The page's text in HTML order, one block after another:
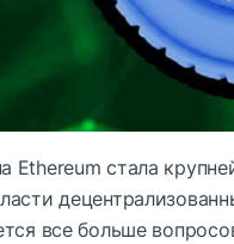
Ethereum стала
все больше